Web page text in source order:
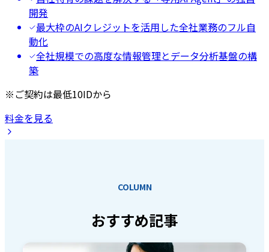
開発
最大枠のAIクレジットを活用した全社業務のフル自
動化
全社規模での高度な情報管理とデータ分析基盤の構
築
※ご契約は最低10IDから
料金を見る
COLUMN
おすすめ記事